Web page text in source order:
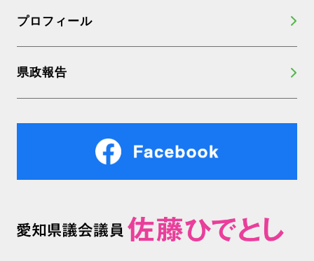
プロフィール
県政報告